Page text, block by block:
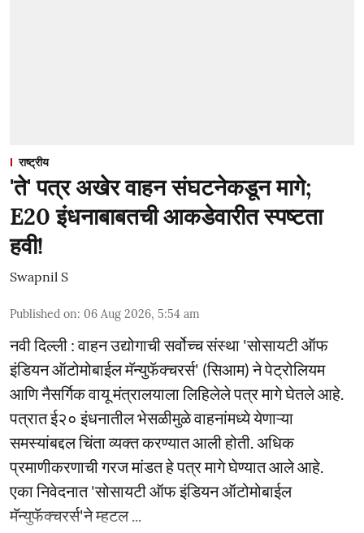
राष्ट्रीय
'ते' पत्र अखेर वाहन संघटनेकडून मागे;
E20 इंधनाबाबतची आकडेवारीत स्पष्टता
हवी!
Swapnil S
Published on: 06 Aug 2026, 5:54 am
नवी दिल्ली : वाहन उद्योगाची सर्वोच्च संस्था 'सोसायटी ऑफ
इंडियन ऑटोमोबाईल मॅन्युफॅक्चरर्स' (सिआम) ने पेट्रोलियम
आणि नैसर्गिक वायू मंत्रालयाला लिहिलेले पत्र मागे घेतले आहे.
पत्रात ई२० इंधनातील भेसळीमुळे वाहनांमध्ये येणाऱ्या
समस्यांबद्दल चिंता व्यक्त करण्यात आली होती. अधिक
प्रमाणीकरणाची गरज मांडत हे पत्र मागे घेण्यात आले आहे.
एका निवेदनात 'सोसायटी ऑफ इंडियन ऑटोमोबाईल
मॅन्युफॅक्चरर्स'ने म्हटल ...